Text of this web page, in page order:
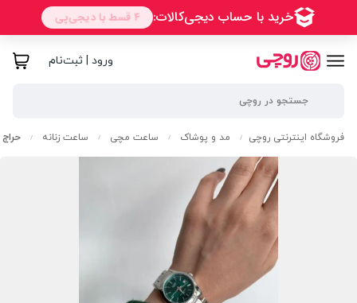
ورود | ثبت‌نام
فروشگاه اینترنتی روچی / مد و پوشاک / ساعت مچی / ساعت زنانه /